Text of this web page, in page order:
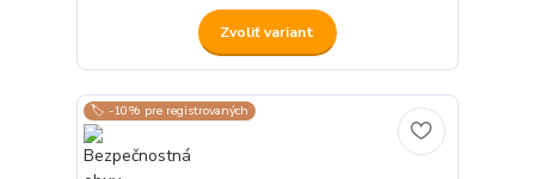
Zvoliť variant
🏷️ -10% pre registrovaných